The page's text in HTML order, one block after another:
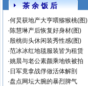
茶 余 饭 后
·何炅获地产大亨喂猕猴桃(图)
·陈慧琳产后恢复好身材(图)
·殷桃街头休闲装秀性感(图)
·范冰冰红地毯服装皆为租赁
·姚晨与老公素颜乘地铁被拍
· 日军竟拿战俘做活体解剖
·盘点网坛大腕的暴烈脾气